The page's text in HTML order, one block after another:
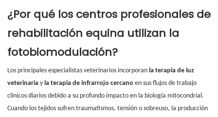
¿Por qué los centros profesionales de
rehabilitación equina utilizan la
fotobiomodulación?
Los principales especialistas veterinarios incorporan la terapia de luz
veterinaria y la terapia de infrarrojo cercano en sus flujos de trabajo
clínicos diarios debido a su profundo impacto en la biología mitocondrial.
Cuando los tejidos sufren traumatismos, tensión o sobreuso, la producción